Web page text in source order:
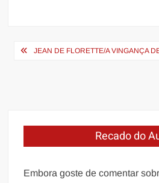
Navegação
JEAN DE FLORETTE/A VINGANÇA
Recado do
Embora goste de comentar